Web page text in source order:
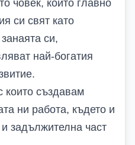
човек, който главно
си свят като
си,
най-богатия
които създавам
ни работа, където и
задължителна част